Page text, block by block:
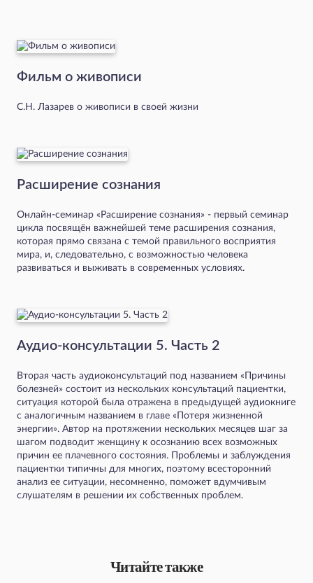
Фильм о живописи
С.Н. Лазарев о живописи в своей жизни
Расширение сознания
Онлайн-семинар «Расширение сознания» - первый семинар
цикла посвящён важнейшей теме расширения сознания,
которая прямо связана с темой правильного восприятия
мира, и, следовательно, с возможностью человека
развиваться и выживать в современных условиях.
Аудио-консультации 5. Часть 2
Вторая часть аудиоконсультаций под названием «Причины
болезней» состоит из нескольких консультаций пациентки,
ситуация которой была отражена в предыдущей аудиокниге
с аналогичным названием в главе «Потеря жизненной
энергии». Автор на протяжении нескольких месяцев шаг за
шагом подводит женщину к осознанию всех возможных
причин ее плачевного состояния. Проблемы и заблуждения
пациентки типичны для многих, поэтому всесторонний
анализ ее ситуации, несомненно, поможет вдумчивым
слушателям в решении их собственных проблем.
Читайте также